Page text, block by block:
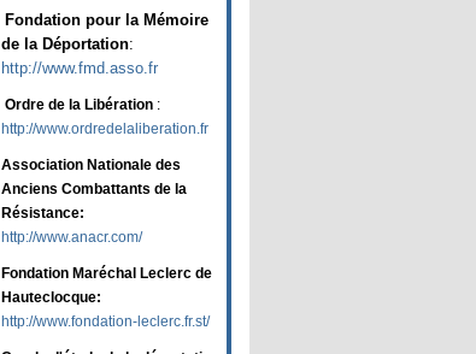
Fondation pour la Mémoire
de la Déportation:
http://www.fmd.asso.fr
Ordre de la Libération :
http://www.ordredelaliberation.fr
Association Nationale des
Anciens Combattants de la
Résistance:
http://www.anacr.com/
Fondation Maréchal Leclerc de
Hauteclocque:
http://www.fondation-leclerc.fr.st/